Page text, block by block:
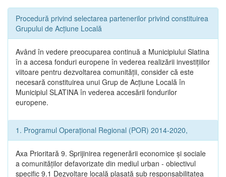
Procedură privind selectarea partenerilor privind constituirea
Grupului de Acțiune Locală
Având în vedere preocuparea continuă a Municipiului Slatina
în a accesa fonduri europene în vederea realizării investițiilor
viitoare pentru dezvoltarea comunității, consider că este
necesară constituirea unui Grup de Acțiune Locală în
Municipiul SLATINA în vederea accesării fondurilor
europene.
1. Programul Operațional Regional (POR) 2014-2020,
Axa Prioritară 9. Sprijinirea regenerării economice și sociale
a comunităților defavorizate din mediul urban - obiectivul
specific 9.1 Dezvoltare locală plasată sub responsabilitatea